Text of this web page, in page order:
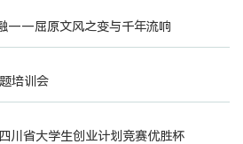
——屈原文风之变与千年流响
培训会
川省大学生创业计划竞赛优胜杯